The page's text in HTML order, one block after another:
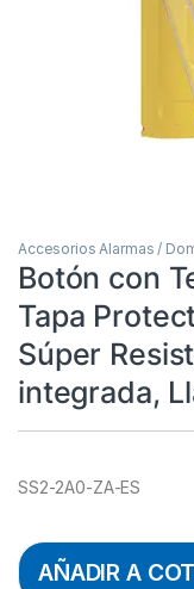
Accesorios Alarmas /
Botón con
Tapa
Súper
integrada,
SS2-2A0-ZA-ES
AÑADIR A